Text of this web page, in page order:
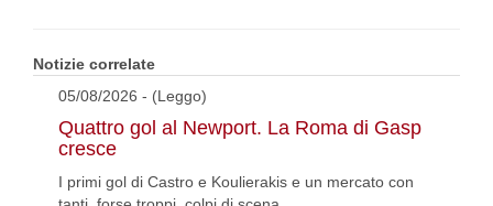
Notizie correlate
05/08/2026 - (Leggo)
Quattro gol al Newport. La Roma di Gasp
cresce
I primi gol di Castro e Koulierakis e un mercato con